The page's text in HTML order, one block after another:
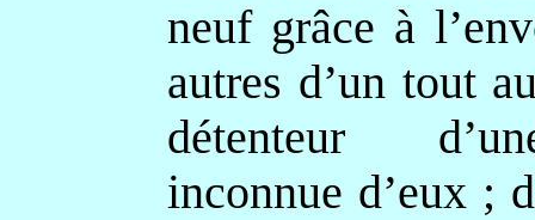
neuf grâce à
autres d’un tout
détenteur
inconnue d’eux ;